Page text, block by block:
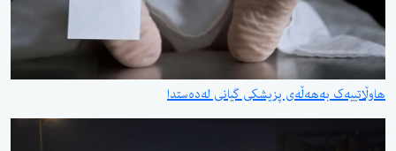
هاوڵاتییەک بەهەڵەی پزیشکی گیانی لەدەستدا